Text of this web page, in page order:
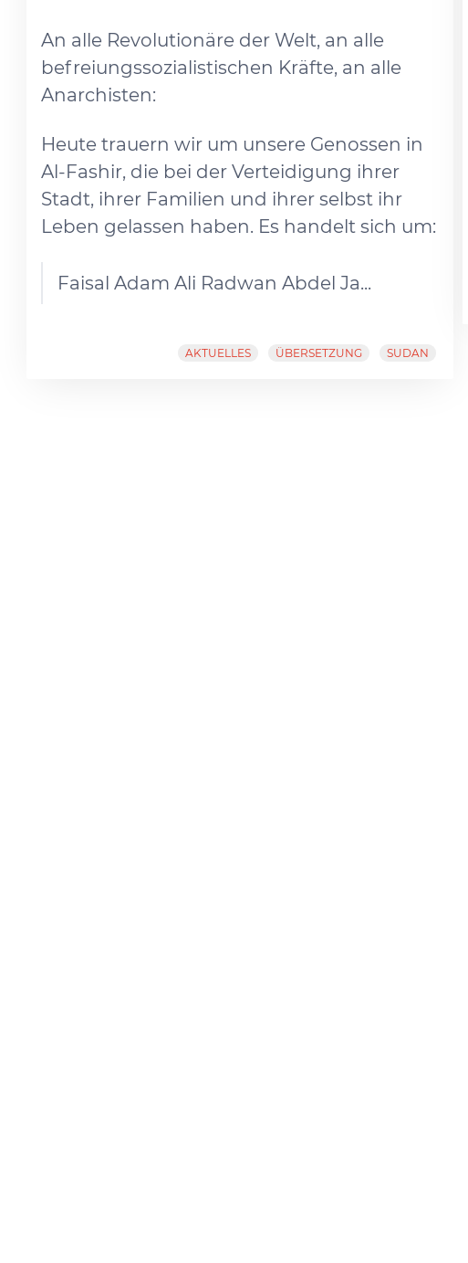
An alle Revolutionäre der Welt, an alle
befreiungssozialistischen Kräfte, an alle
Anarchisten:
Heute trauern wir um unsere Genossen in
Al-Fashir, die bei der Verteidigung ihrer
Stadt, ihrer Familien und ihrer selbst ihr
Leben gelassen haben. Es handelt sich um:
Faisal Adam Ali Radwan Abdel Ja...
AKTUELLES ÜBERSETZUNG SUDAN